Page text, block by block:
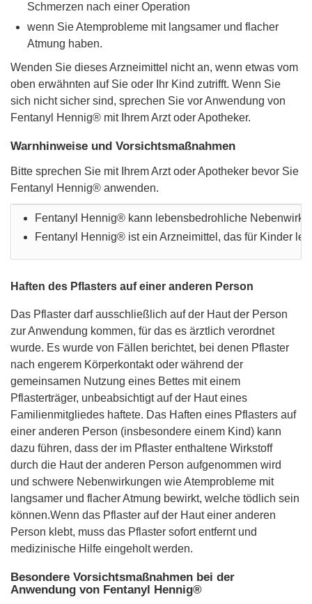
Schmerzen nach einer Operation
wenn Sie Atemprobleme mit langsamer und flacher
Atmung haben.
Wenden Sie dieses Arzneimittel nicht an, wenn etwas vom
oben erwähnten auf Sie oder Ihr Kind zutrifft. Wenn Sie
sich nicht sicher sind, sprechen Sie vor Anwendung von
Fentanyl Hennig® mit Ihrem Arzt oder Apotheker.
Warnhinweise und Vorsichtsmaßnahmen
Bitte sprechen Sie mit Ihrem Arzt oder Apotheker bevor Sie
Fentanyl Hennig® anwenden.
Fentanyl Hennig® kann lebensbedrohliche
Fentanyl Hennig® ist ein Arzneimittel, das für Kinder
Haften des Pflasters auf einer anderen Person
Das Pflaster darf ausschließlich auf der Haut der Person
zur Anwendung kommen, für das es ärztlich verordnet
wurde. Es wurde von Fällen berichtet, bei denen Pflaster
nach engerem Körperkontakt oder während der
gemeinsamen Nutzung eines Bettes mit einem
Pflasterträger, unbeabsichtigt auf der Haut eines
Familienmitgliedes haftete. Das Haften eines Pflasters auf
einer anderen Person (insbesondere einem Kind) kann
dazu führen, dass der im Pflaster enthaltene Wirkstoff
durch die Haut der anderen Person aufgenommen wird
und schwere Nebenwirkungen wie Atemprobleme mit
langsamer und flacher Atmung bewirkt, welche tödlich sein
können.Wenn das Pflaster auf der Haut einer anderen
Person klebt, muss das Pflaster sofort entfernt und
medizinische Hilfe eingeholt werden.
Besondere Vorsichtsmaßnahmen bei der
Anwendung von Fentanyl Hennig®